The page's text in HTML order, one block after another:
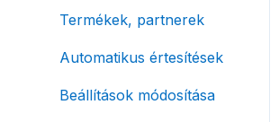
Termékek, partnerek
Automatikus értesítések
Beállítások módosítása